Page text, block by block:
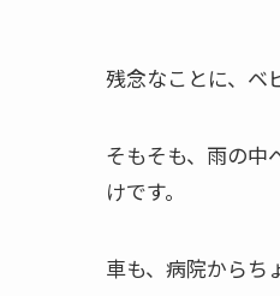
残念なことに、ベ
そもそも、雨の中
けです。
車も、病院からち